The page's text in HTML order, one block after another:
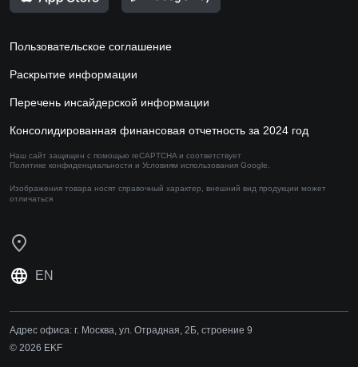
Пользовательское соглашение
Раскрытие информации
Перечень инсайдерской информации
Консолидированная финансовая отчетность за 2024 год
Наш сайт защищен с помощью reCAPTCHA и соответствует
Политике конфиденциальности и Условиям использования Google.
Изображения товара носят справочный характер, внешний вид продукции может
отличаться
EN
Адрес офиса: г. Москва, ул. Отрадная, 2Б, строение 9
© 2026 EKF